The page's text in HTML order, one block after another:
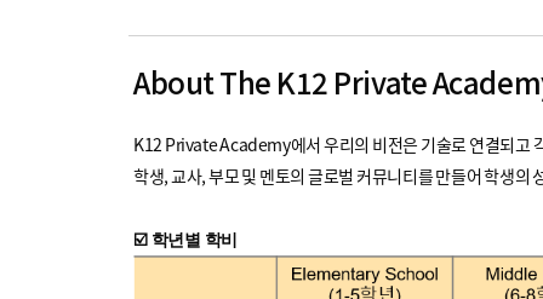
About The K12 Private
K12 Private Academy에서 우리의 비전은 기술로 연결되고
학생, 교사, 부모 및 멘토의 글로벌 커뮤니티를 만들어 학생의
☑️ 학년별 학비